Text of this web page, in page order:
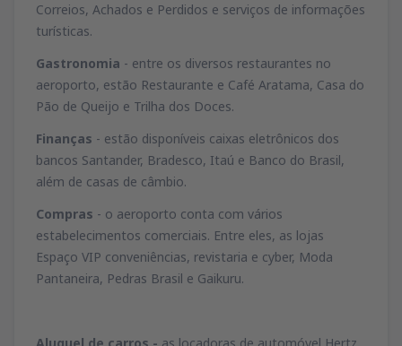
Correios, Achados e Perdidos e serviços de informações
turísticas.
Gastronomia - entre os diversos restaurantes no
aeroporto, estão Restaurante e Café Aratama, Casa do
Pão de Queijo e Trilha dos Doces.
Finanças - estão disponíveis caixas eletrônicos dos
bancos Santander, Bradesco, Itaú e Banco do Brasil,
além de casas de câmbio.
Compras - o aeroporto conta com vários
estabelecimentos comerciais. Entre eles, as lojas
Espaço VIP conveniências, revistaria e cyber, Moda
Pantaneira, Pedras Brasil e Gaikuru.